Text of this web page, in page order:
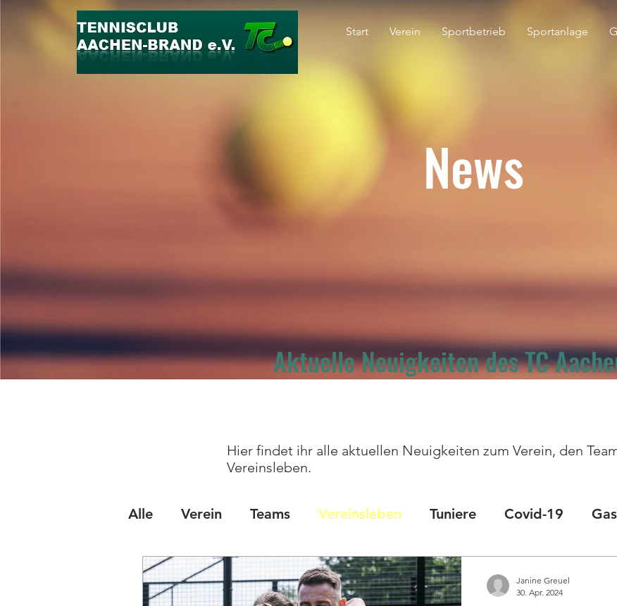
Start Verein Sportbetrieb Sportanlage
News
Aktuelle Neuigkeiten des TC
Hier findet ihr alle aktuellen Neuigkeiten zum Verein, den
Vereinsleben.
Alle Verein Teams Vereinsleben Tuniere Covid-19
Sportprogramm Halle sportliche Erfolge Padel
Janine Greuel
30. Apr. 2024